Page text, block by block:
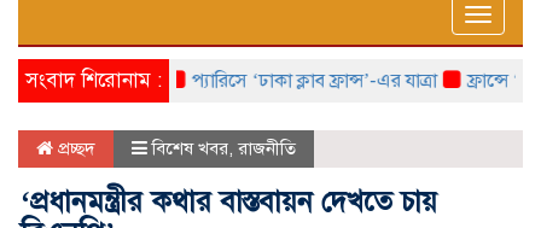
Toggle
সংবাদ শিরোনাম :প্যারিসে ‘ঢাকা ক্লাব ফ্রান্স’-এর যাত্রা ফ্রান্সে
প্রচ্ছদ বিশেষ খবর, রাজনীতি
‘প্রধানমন্ত্রীর কথার বাস্তবায়ন দেখতে চায়